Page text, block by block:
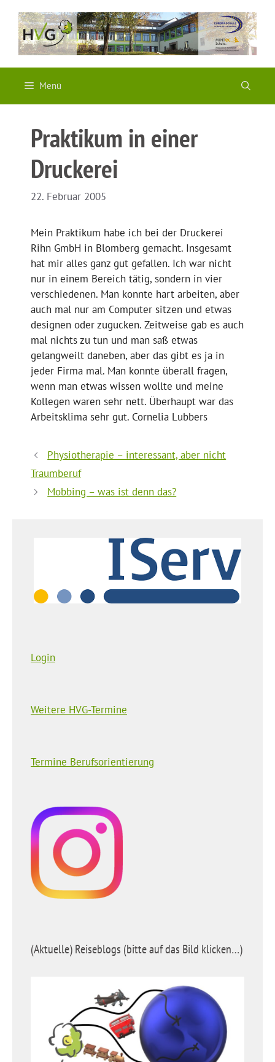
Inhalt
springen
Menü
Praktikum in einer
Druckerei
22. Februar 2005
Mein Praktikum habe ich bei der Druckerei
Rihn GmbH in Blomberg gemacht. Insgesamt
hat mir alles ganz gut gefallen. Ich war nicht
nur in einem Bereich tätig, sondern in vier
verschiedenen. Man konnte hart arbeiten, aber
auch mal nur am Computer sitzen und etwas
designen oder zugucken. Zeitweise gab es auch
mal nichts zu tun und man saß etwas
gelangweilt daneben, aber das gibt es ja in
jeder Firma mal. Man konnte überall fragen,
wenn man etwas wissen wollte und meine
Kollegen waren sehr nett. Überhaupt war das
Arbeitsklima sehr gut. Cornelia Lubbers
Physiotherapie – interessant, aber nicht
Traumberuf
Mobbing – was ist denn das?
Login
Weitere HVG-Termine
Termine Berufsorientierung
(Aktuelle) Reiseblogs (bitte auf das Bild klicken…)